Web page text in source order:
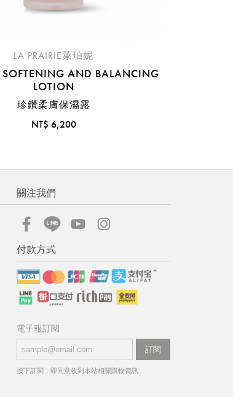
LA PRAIRIE萊珀妮
SOFTENING AND BALANCING
LOTION
珍鑽柔膚保濕露
NT$ 6,200
關注我們
付款方式
電子報訂閱
訂閱
按下訂閱，即同意收到本站相關購物資訊